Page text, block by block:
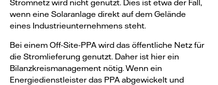
Stromnetz wird nicht genutzt. Dies ist etwa der Fall,
wenn eine Solaranlage direkt auf dem Gelände
eines Industrieunternehmens steht.
Bei einem Off-Site-PPA wird das öffentliche Netz für
die Stromlieferung genutzt. Daher ist hier ein
Bilanzkreismanagement nötig. Wenn ein
Energiedienstleister das PPA abgewickelt und